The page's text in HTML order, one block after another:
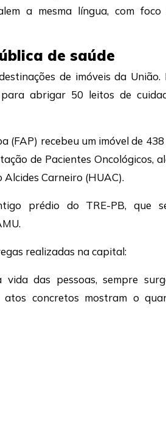
a mesma língua, com foco
de saúde
de imóveis da União.
abrigar 50 leitos de
(FAP) recebeu um imóvel de 438
de Pacientes Oncológicos,
Carneiro (HUAC).
prédio do TRE-PB, que
realizadas na capital:
das pessoas, sempre
atos concretos mostram o